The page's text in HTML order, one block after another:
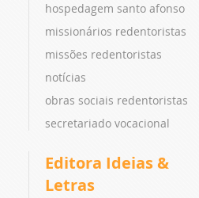
hospedagem santo afonso
missionários redentoristas
missões redentoristas
notícias
obras sociais redentoristas
secretariado vocacional
Editora Ideias &
Letras